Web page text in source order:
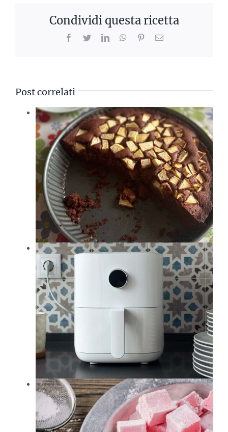
Condividi questa ricetta
Facebook
TwitterLinkedInWhatsApp
PinterestEmail
Post correlati